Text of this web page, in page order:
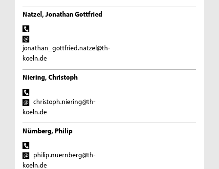
Natzel, Jonathan Gottfried
jonathan_gottfried.natzel@th-
koeln.de
Niering, Christoph
christoph.niering@th-
koeln.de
Nürnberg, Philip
philip.nuernberg@th-
koeln.de